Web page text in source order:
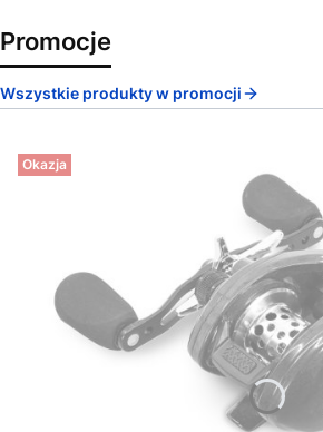
Promocje
Wszystkie produkty w promocji
Okazja